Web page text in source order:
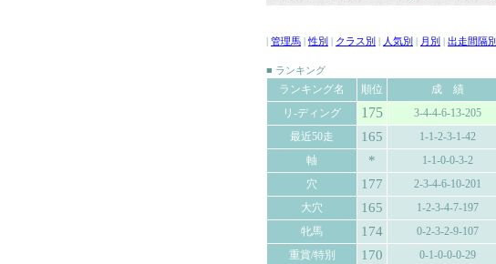
管理馬 |性別 クラス別 人気別 月別 出走間隔別
■ ランキング
ランキング名 順位 成 績
リ-ディング
175 3-4-4-6-13-205
最近50走 165 1-1-2-3-1-42
軸 * 1-1-0-0-3-2
穴 177 2-3-4-6-10-201
大穴 165 1-2-3-4-7-197
牝馬 174 0-2-3-2-9-107
重賞/特別 170 0-1-0-0-0-29